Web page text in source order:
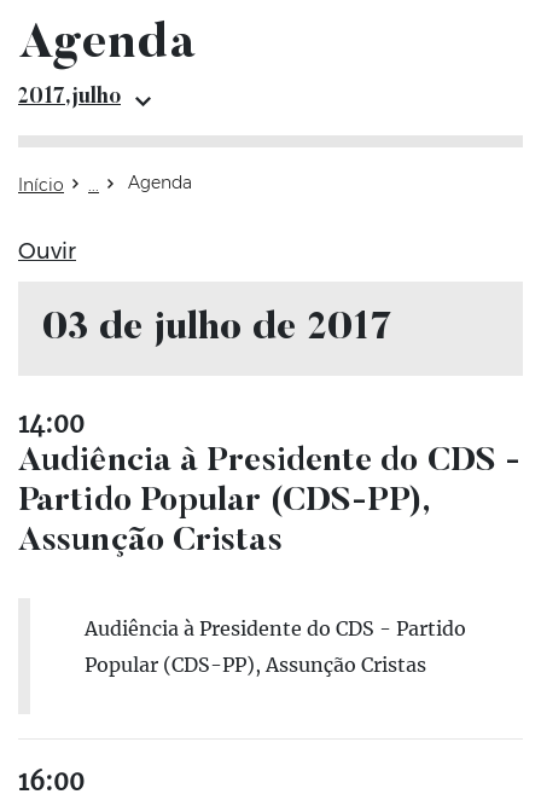
AgendaArquivo julho
2017,julho
Início Agenda
Ouvir
03 de julho de 2017
14:00
Audiência à Presidente do CDS -
Partido Popular (CDS-PP),
Assunção Cristas
Audiência à Presidente do CDS - Partido
Popular (CDS-PP), Assunção Cristas
16:00